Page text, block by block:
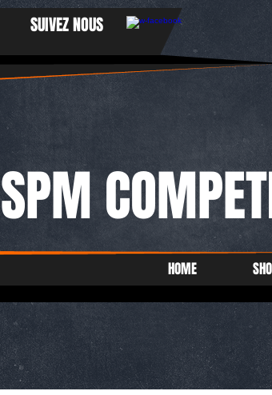
HOME
SPM
SUIVEZ NOUS